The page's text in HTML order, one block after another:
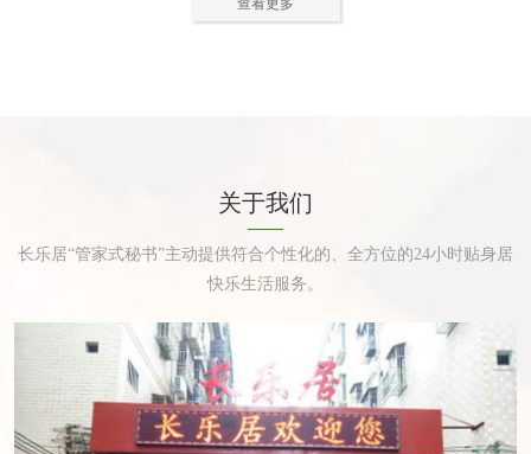
查看更多
关于我们
长乐居“管家式秘书”主动提供符合个性化的、全方位的24小时贴身居
快乐生活服务。